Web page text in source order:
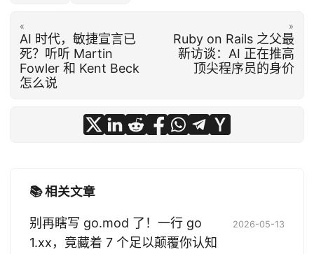
«
AI 时代，敏捷宣言已
死？听听 Martin
Fowler 和 Kent Beck
怎么说
»
Ruby on Rails 之父最
新访谈：AI 正在推高
顶尖程序员的身价
📚 相关文章
别再瞎写 go.mod 了！一行 go
1.xx，竟藏着 7 个足以颠覆你认知
2026-05-13